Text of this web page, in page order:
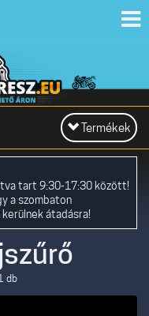
Toggle
navigation
Termékek
tart 9:30-17:30 között!
a szombaton
átadásra!
db